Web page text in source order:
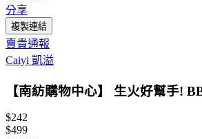
分享
複製連結
賣貴通報
Caiyi 凱溢
【南紡購物中心】 生火好幫手!
$242
$499